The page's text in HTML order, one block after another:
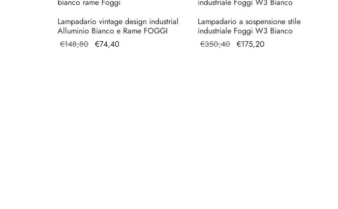
Lampadario vintage design industrial
Alluminio Bianco e Rame FOGGI
€148,80 Il prezzo
€74,40
Lampadario a sospensione stile
industriale Foggi W3 Bianco
€350,40 Il prezzo
€175,20